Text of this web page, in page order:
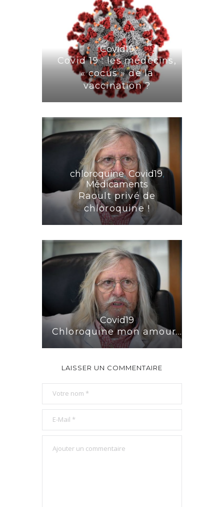
Covid19
Covid 19 : les médecins,
« cocus » de la
vaccination ?
chloroquine,Covid19,
Médicaments
Raoult privé de
chloroquine !
Covid19
Chloroquine mon amour…
LAISSER UN COMMENTAIRE